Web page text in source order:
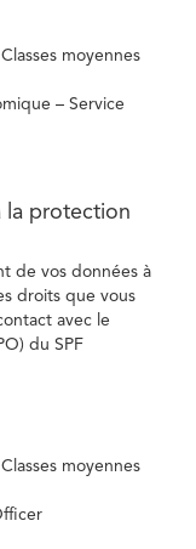
moyennes
– Service
la protection
de vos données à
droits que vous
avec le
du SPF
moyennes